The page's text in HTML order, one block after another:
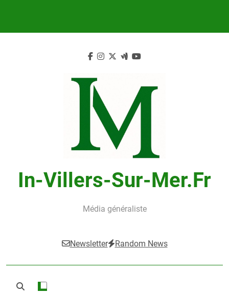
In-Villers-Sur-Mer.fr
Média généraliste
Newsletter Random News